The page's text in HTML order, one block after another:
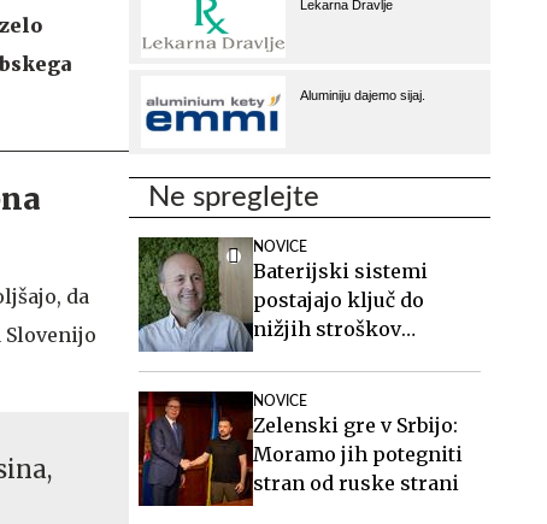
da
Slovenijo
Ne spreglejte
NOVICE
Baterijski sistemi
postajajo ključ do
nižjih stroškov
NOVICE
Zelenski gre v Srbijo:
Moramo jih potegniti
stran od ruske strani